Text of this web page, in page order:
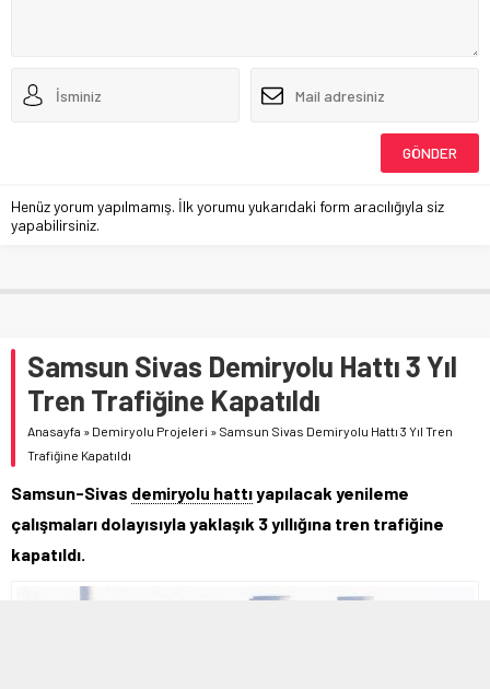
Henüz yorum yapılmamış. İlk yorumu yukarıdaki form aracılığıyla siz
yapabilirsiniz.
Samsun Sivas Demiryolu Hattı 3 Yıl
Tren Trafiğine Kapatıldı
Anasayfa » Demiryolu Projeleri » Samsun Sivas Demiryolu Hattı 3 Yıl Tren
Trafiğine Kapatıldı
Samsun-Sivas demiryolu hattıyapılacak yenileme
çalışmaları dolayısıyla yaklaşık 3 yıllığına tren trafiğine
kapatıldı.